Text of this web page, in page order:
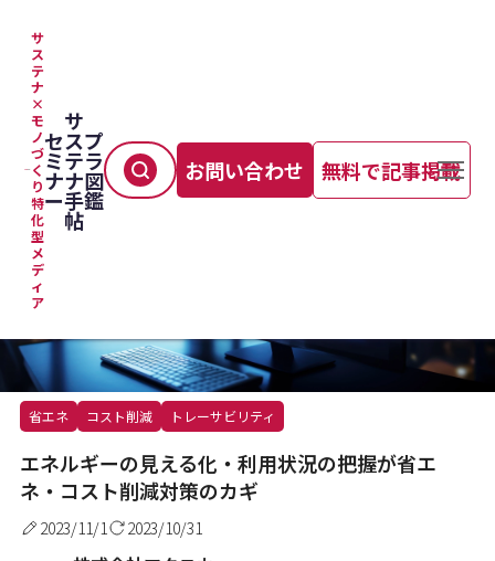
サ
ス
テ
ナ
×
モ
ノ
づ
く
り
特
化
型
メ
デ
ィ
ア
セ
ミ
ナ
ー
サ
ス
テ
ナ
手
帖
プ
ラ
図
鑑
お問い合わせ 無料で記事掲載
TOP
エネルギーの見える化・利用状況の把握が省エネ・コスト削減対策のカギ
省エネ コスト削減 トレーサビリティ
エネルギーの見える化・利用状況の把握が省エ
ネ・コスト削減対策のカギ
2023/11/1 2023/10/31